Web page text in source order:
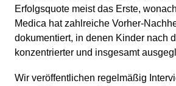
Erfolgsquote meist das Erste,
Medica hat zahlreiche Vorher-
dokumentiert, in denen Kinder nach
konzentrierter und insgesamt
Wir veröffentlichen regelmäßig